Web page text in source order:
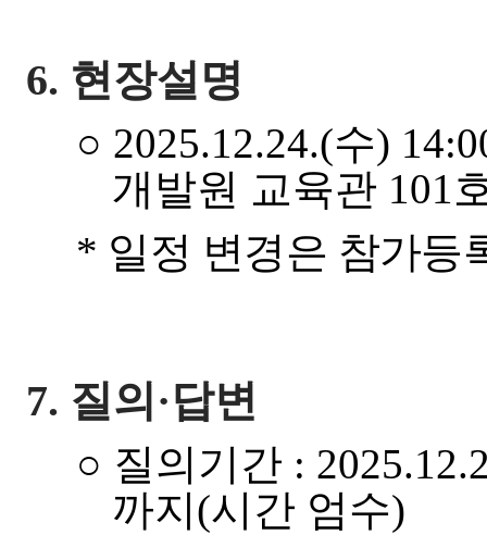
6. 현장설명
○ 2025.12.24.(수)
개발원 교육관 101
* 일정 변경은 참가등
7. 질의·답변
○ 질의기간 :
까지(시간 엄수)